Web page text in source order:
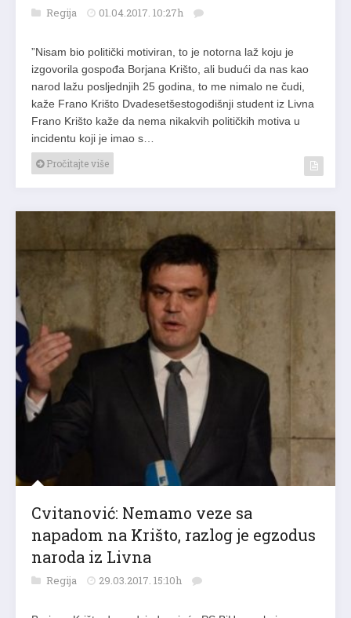
Regija 01.04.2017. 10:27h
”Nisam bio politički motiviran, to je notorna laž koju je
izgovorila gospođa Borjana Krišto, ali budući da nas kao
narod lažu posljednjih 25 godina, to me nimalo ne čudi,
kaže Frano Krišto Dvadesetšestogodišnji student iz Livna
Frano Krišto kaže da nema nikakvih političkih motiva u
incidentu koji je imao s…
Pročitajte više
Cvitanović: Nemamo veze sa
napadom na Krišto, razlog je egzodus
naroda iz Livna
Regija 29.03.2017. 15:10h